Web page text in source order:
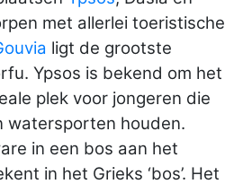
met allerlei toeristische
ligt de grootste
Ypsos is bekend om het
plek voor jongeren die
watersporten houden.
in een bos aan het
in het Grieks ‘bos’. Het